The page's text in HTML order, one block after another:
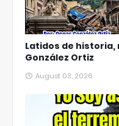
Latidos de historia,
González Ortiz
August 03, 2026